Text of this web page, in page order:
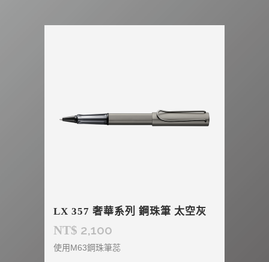
LX 357 奢華系列 鋼珠筆 太空灰
NT$ 2,100
使用M63鋼珠筆蕊